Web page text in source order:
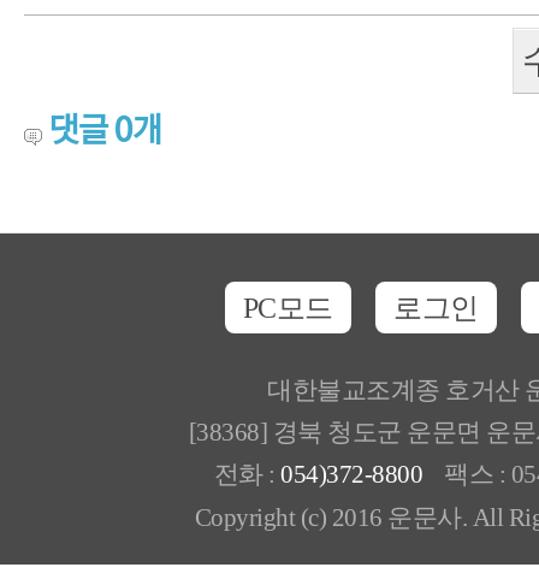
댓글0개
PC모드 로그인
대한불교조계종 호거산
[38368] 경북 청도군 운문면 운
전화 : 054)372-8800 팩스 :
Copyright (c) 2016 운문사. All